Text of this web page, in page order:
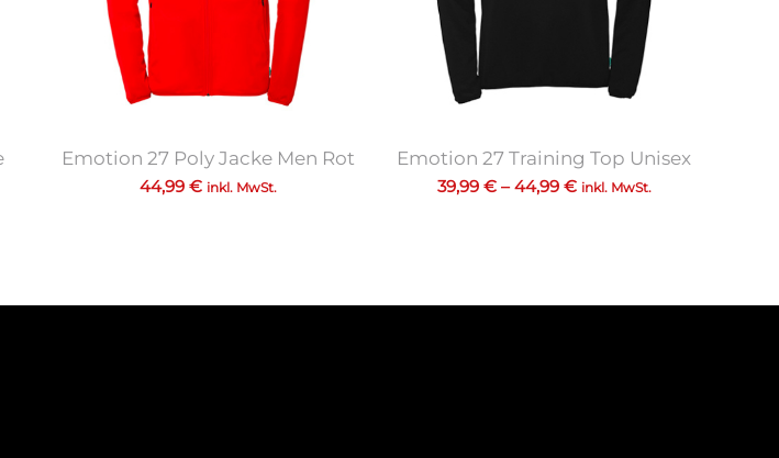
Emotion 27 Poly Jacke Men Rot
44,99€ inkl. MwSt.
Emotion 27 Training Top Unisex
39,99 €–44,99 € inkl. MwSt.